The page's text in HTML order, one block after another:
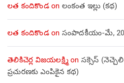
లత కందికొండon లంకంత ఇల్లు (కథ)
లత కందికొండon సంపాదకీయం-మే,
తెలికిచెర్ల విజయలక్ష్మిon సక్సెస్
ప్రచురణకు ఎంపికైన కథ)